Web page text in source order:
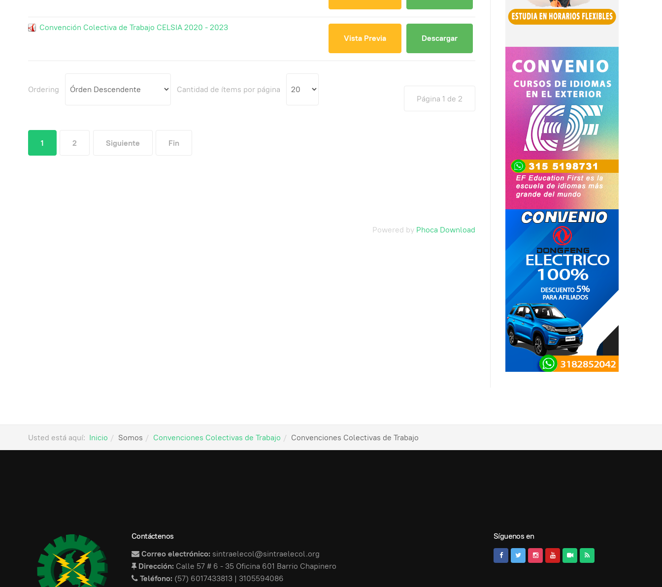
Convención Colectiva de Trabajo CELSIA 2020 - 2023
Descargar
Vista Previa
Ordering
Cantidad de ítems por página
Página 1 de 2
1 2 Siguiente Fin
Powered by Phoca Download
Usted está aquí: Inicio Somos Convenciones Colectivas de Trabajo Convenciones Colectivas de Trabajo
Contáctenos
Correo electrónico: sintraelecol@sintraelecol.org
Dirección: Calle 57 # 6 - 35 Oficina 601 Barrio Chapinero
Teléfono: (57) 6017433813 | 3105594086
Síguenos en